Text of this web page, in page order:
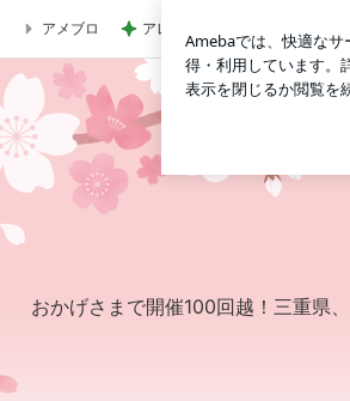
アメブロ アレク 8歳息子の試合での勇気
おかげさまで開催100回越！三重県